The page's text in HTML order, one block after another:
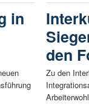
in
den
Zu den